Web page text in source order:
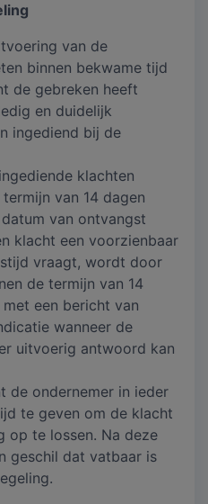
van de
binnen bekwame tijd
de gebreken heeft
en duidelijk
ingediend bij de
klachten
van 14 dagen
van ontvangst
klacht een voorzienbaar
vraagt, wordt door
de termijn van 14
een bericht van
wanneer de
uitvoerig antwoord kan
de ondernemer in ieder
te geven om de klacht
op te lossen. Na deze
geschil dat vatbaar is